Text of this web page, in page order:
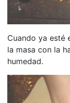
Cuando ya esté
la masa con la
humedad.